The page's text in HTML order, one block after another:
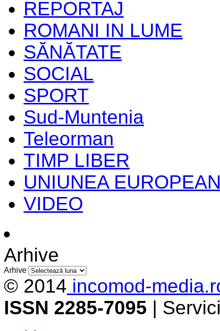
REPORTAJ
ROMANI IN LUME
SĂNĂTATE
SOCIAL
SPORT
Sud-Muntenia
Teleorman
TIMP LIBER
UNIUNEA
VIDEO
Arhive
Arhive
© 2014 incomod-
ISSN 2285-7095 |